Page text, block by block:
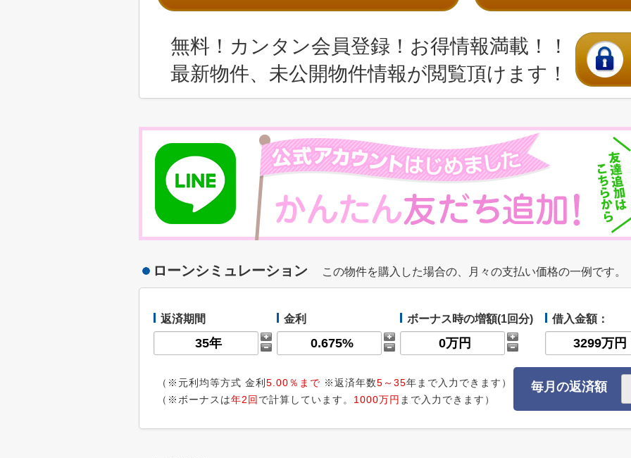
無料！カンタン会員登録！お得情報満載！！
最新物件、未公開物件情報が閲覧頂けます！
ローンシミュレーション この物件を購入した場合の、月々の支払い価格の一例です。
返済期間 金利 ボーナス時の増額(1回分) 借入金額：
（※元利均等方式 金利 5.00％まで ※返済年数5～35年まで入力できます）
（※ボーナスは年2回 で計算しています。 1000万円 まで入力できます）
毎月の返済額